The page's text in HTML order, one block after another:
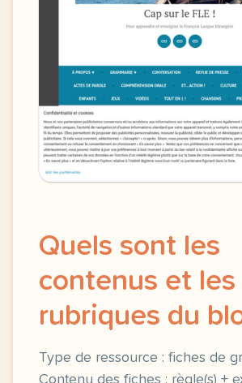
Quels sont les
contenus et les
rubriques du
Type de ressource : fiches de
Contenu des fiches : règle(s) +